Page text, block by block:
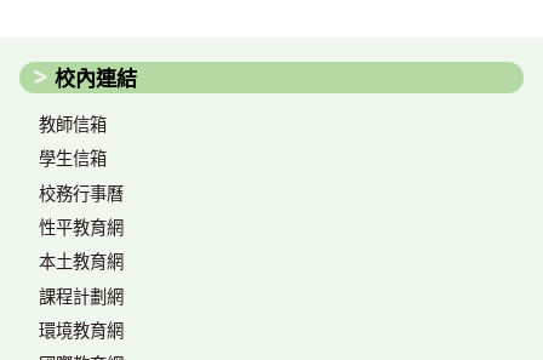
校內連結
教師信箱
學生信箱
校務行事曆
性平教育網
本土教育網
課程計劃網
環境教育網